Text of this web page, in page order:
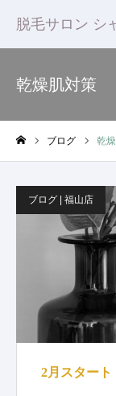
脱毛サロン シ
乾燥肌対策
ブログ 乾
ブログ | 福山店
2月スタート